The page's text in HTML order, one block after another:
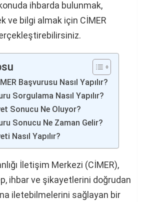
ihbarda bulunmak,
ve bilgi almak için CİMER
Başvurusu Nasıl Yapılır?
Sorgulama Nasıl Yapılır?
Sonucu Ne Oluyor?
Sonucu Ne Zaman Gelir?
Nasıl Yapılır?
İletişim Merkezi (CİMER),
ihbar ve şikayetlerini doğrudan
iletebilmelerini sağlayan bir